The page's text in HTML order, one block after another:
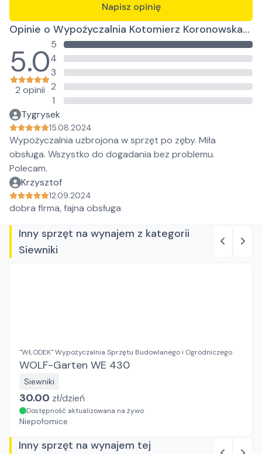
Napisz opinię
Opinie o Wypożyczalnia Kotomierz Koronowska
5.0
2 opinii
5
4
3
2
1
Tygrysek
15.08.2024
Wypożyczalnia uzbrojona w sprzęt po zęby. Miła
obsługa. Wszystko do dogadania bez problemu.
Polecam.
Krzysztof
12.09.2024
dobra firma, fajna obsługa
Inny sprzęt na wynajem z kategorii
Siewniki
"WŁODEK" Wypożyczalnia Sprzętu Budowlanego i Ogrodniczego
WOLF-Garten WE 430
Siewniki
30.00 zł/dzień
Dostępność aktualizowana na żywo
Niepołomice
Inny sprzęt na wynajem tej